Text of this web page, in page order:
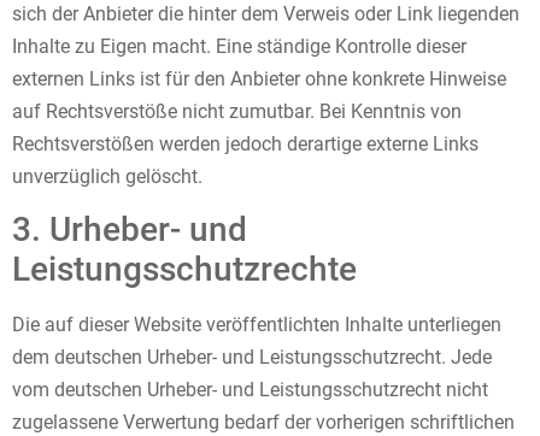
sich der Anbieter die hinter dem Verweis oder Link liegenden
Inhalte zu Eigen macht. Eine ständige Kontrolle dieser
externen Links ist für den Anbieter ohne konkrete Hinweise
auf Rechtsverstöße nicht zumutbar. Bei Kenntnis von
Rechtsverstößen werden jedoch derartige externe Links
unverzüglich gelöscht.
3. Urheber- und
Leistungsschutzrechte
Die auf dieser Website veröffentlichten Inhalte unterliegen
dem deutschen Urheber- und Leistungsschutzrecht. Jede
vom deutschen Urheber- und Leistungsschutzrecht nicht
zugelassene Verwertung bedarf der vorherigen schriftlichen